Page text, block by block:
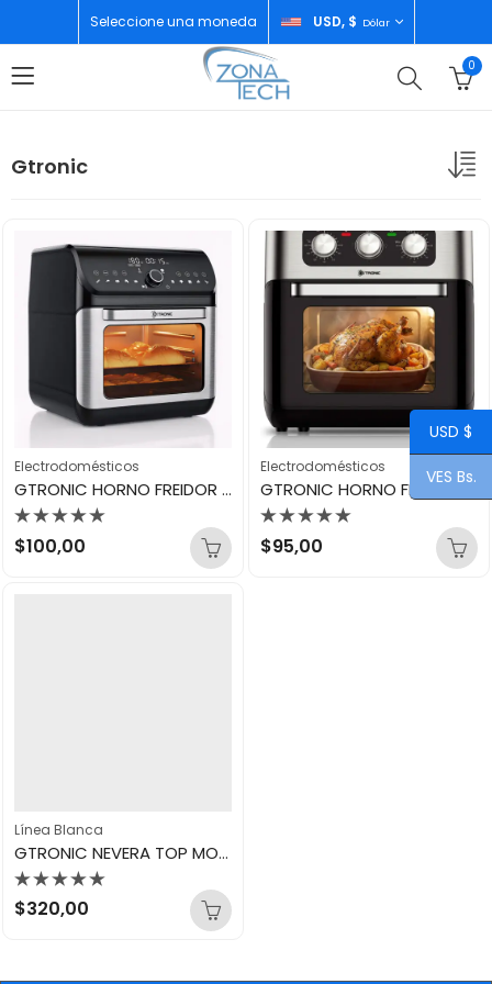
Seleccione una moneda USD, $ Dólar
0
Gtronic
Electrodomésticos
GTRONIC HORNO FREIDOR DE AIRE 12L DT12LK
Valorado
con
$100,00
Electrodomésticos
GTRONIC HORNO FREIDOR DE AIRE 12L GT-TX012L
Valorado
con
$95,00
Línea Blanca
GTRONIC NEVERA TOP MOUNT 180L GT-180FNE-01 GRIS METALICO
Valorado
con
$320,00
USD $
VES Bs.